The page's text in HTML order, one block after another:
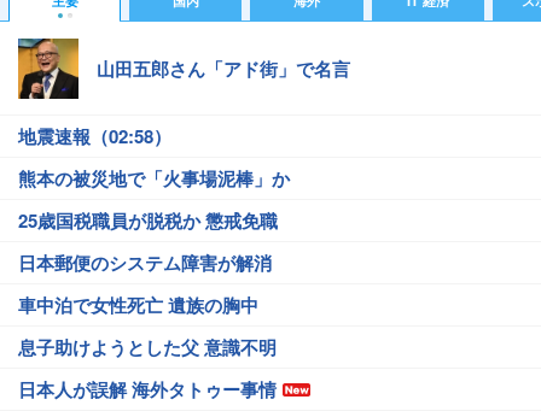
山田五郎さん「アド街」で名言
地震速報（02:58）
熊本の被災地で「火事場泥棒」か
25歳国税職員が脱税か 懲戒免職
日本郵便のシステム障害が解消
車中泊で女性死亡 遺族の胸中
息子助けようとした父 意識不明
日本人が誤解 海外タトゥー事情